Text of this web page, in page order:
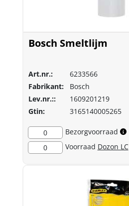
Bosch Smeltlijm
Art.nr.:
6233566
Fabrikant:
Bosch
Lev.nr.::
1609201219
Gtin:
3165140005265
0
Bezorgvoorraad
0
Voorraad Dozon LC